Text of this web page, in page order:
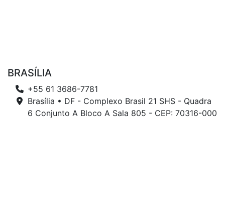
BRASÍLIA
+55 61 3686-7781
Brasília • DF - Complexo Brasil 21 SHS - Quadra
6 Conjunto A Bloco A Sala 805 - CEP: 70316-000